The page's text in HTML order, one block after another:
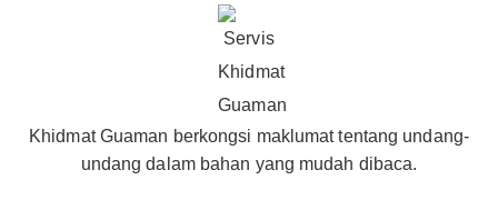
Khidmat Guaman berkongsi maklumat tentang undang-
undang dalam bahan yang mudah dibaca.